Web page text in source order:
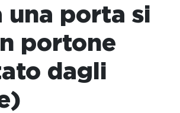
una porta si
portone
dagli